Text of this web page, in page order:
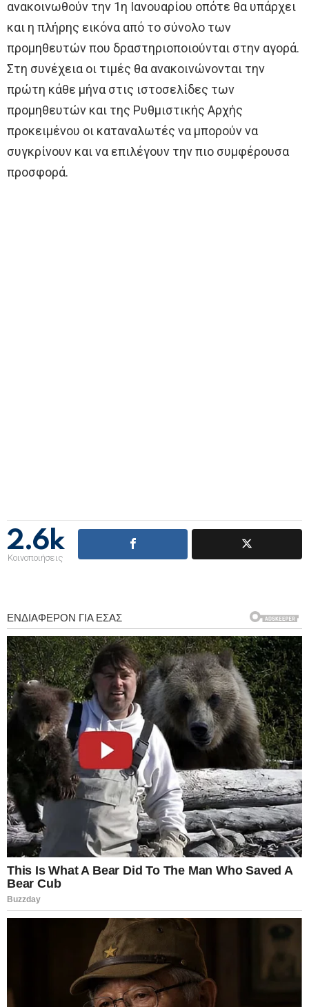
ανακοινωθούν την 1η Ιανουαρίου οπότε θα υπάρχει
και η πλήρης εικόνα από το σύνολο των
προμηθευτών που δραστηριοποιούνται στην αγορά.
Στη συνέχεια οι τιμές θα ανακοινώνονται την
πρώτη κάθε μήνα στις ιστοσελίδες των
προμηθευτών και της Ρυθμιστικής Αρχής
προκειμένου οι καταναλωτές να μπορούν να
συγκρίνουν και να επιλέγουν την πιο συμφέρουσα
προσφορά.
2.6k
Κοινοποιήσεις